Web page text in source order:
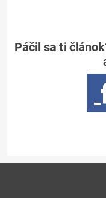
Páčil sa ti